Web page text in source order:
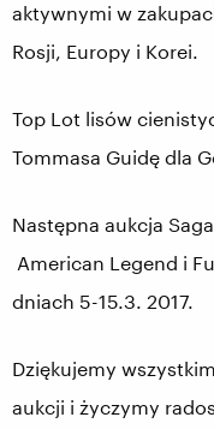
aktywnymi w
Rosji, Europy i Korei.
Top Lot lisów
Tommasa Guidę dla
Następna aukcja
American Legend i
dniach 5-15.3. 2017.
Dziękujemy
aukcji i życzymy